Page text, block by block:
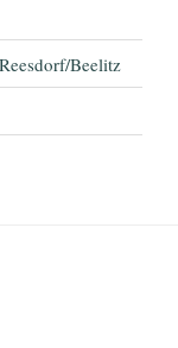
Beelitz